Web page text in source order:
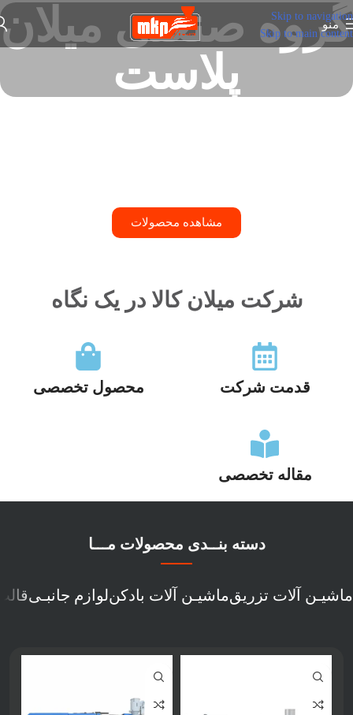
Skip to navigation
Skip to main content
منو
گروه صنعتی میلان
پلاست
مشاهده محصولات
شرکت میلان کالا در یک نگاه
قدمت شرکت محصول تخصصی
مقاله تخصصی
دسته بنــدی محصولات مـــا
ماشیـن آلات تزریقماشیـن آلات بادکنلوازم جانبـی